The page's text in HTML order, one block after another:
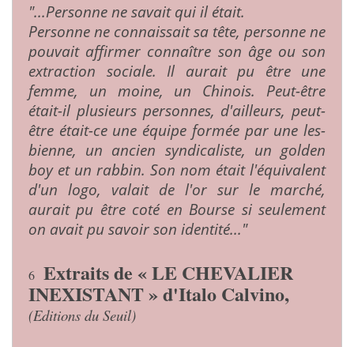
"...Personne ne savait qui il était.
Personne ne connaissait sa tête, personne ne
pouvait affirmer connaître son âge ou son
extrac­tion sociale. Il aurait pu être une
femme, un moine, un Chinois. Peut-être
était-il plusieurs personnes, d'ailleurs, peut-
être était-ce une équipe formée par une les­
bienne, un ancien syndicaliste, un golden
boy et un rabbin. Son nom était l'équiva­lent
d'un logo, valait de l'or sur le marché,
aurait pu être coté en Bourse si seulement
on avait pu savoir son identité..."
6 Extraits de « LE CHEVALIER
INEXISTANT » d'Italo Calvino,
(Editions du Seuil)